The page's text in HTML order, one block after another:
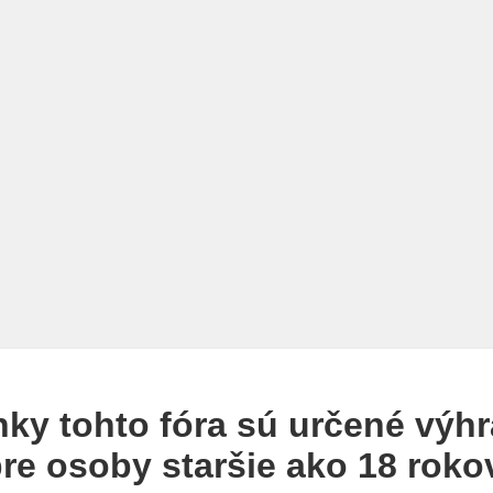
tohto fóra sú určené
osoby staršie ako 18